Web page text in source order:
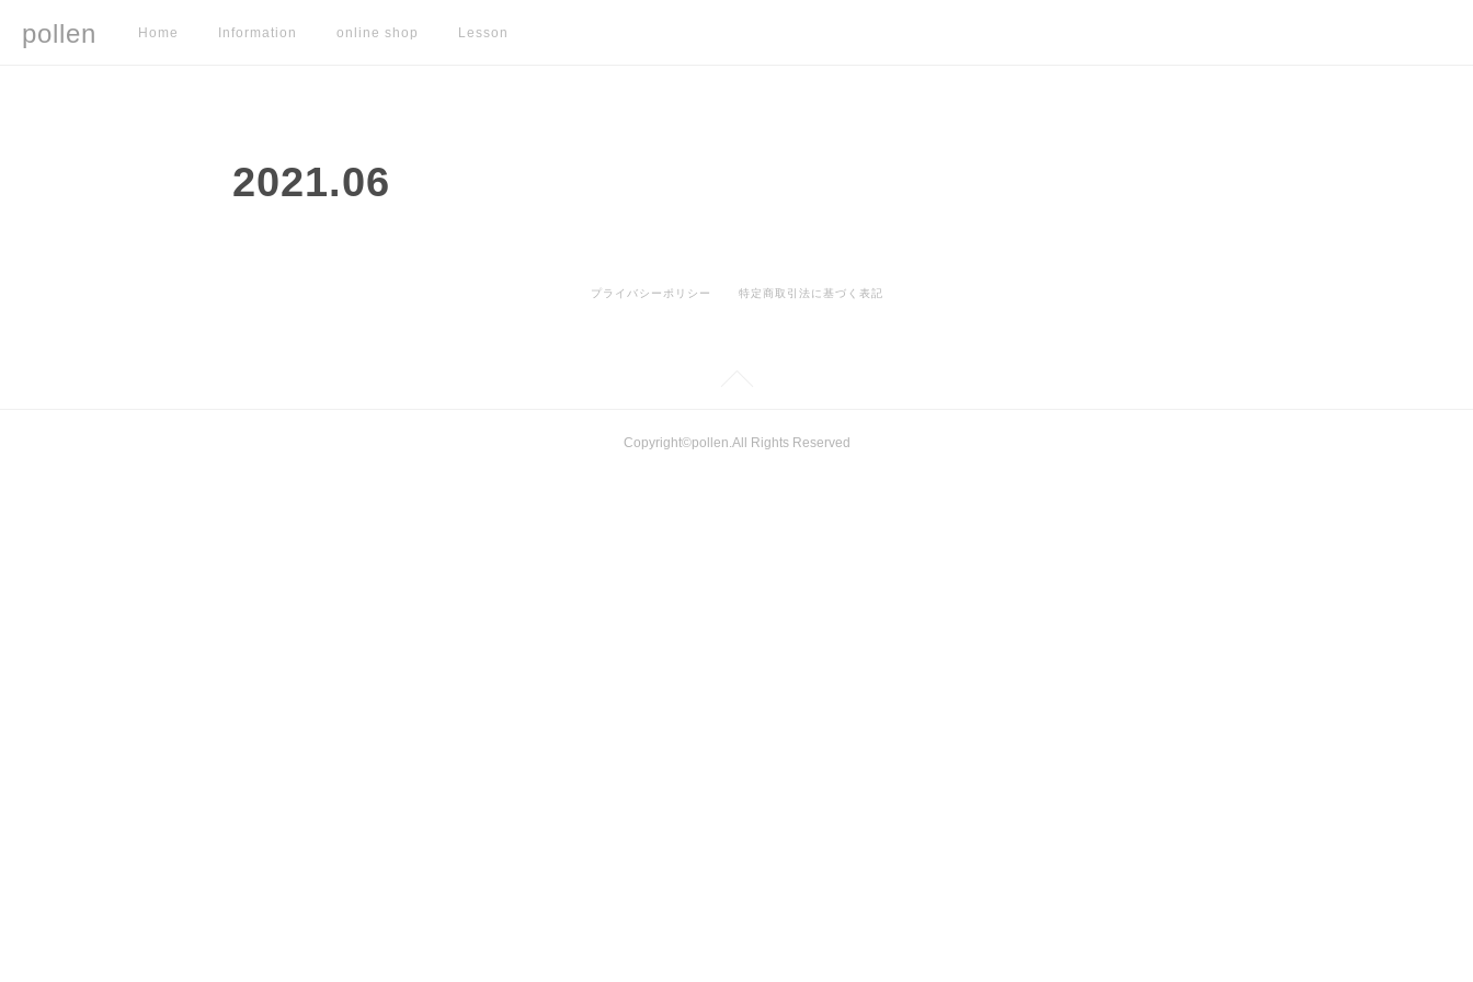
pollen Home Information online shop Lesson
2021.06
プライバシーポリシー 特定商取引法に基づく表記
Copyright©pollen.All Rights Reserved